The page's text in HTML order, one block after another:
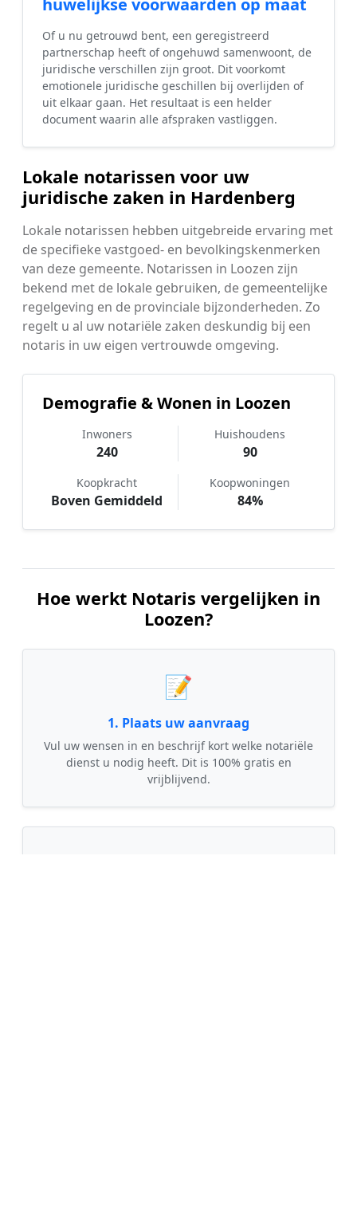
huwelijkse voorwaarden op maat
Of u nu getrouwd bent, een geregistreerd
partnerschap heeft of ongehuwd samenwoont, de
juridische verschillen zijn groot. Dit voorkomt
emotionele juridische geschillen bij overlijden of
uit elkaar gaan. Het resultaat is een helder
document waarin alle afspraken vastliggen.
Lokale notarissen voor uw
juridische zaken in Hardenberg
Lokale notarissen hebben uitgebreide ervaring met
de specifieke vastgoed- en bevolkingskenmerken
van deze gemeente. Notarissen in Loozen zijn
bekend met de lokale gebruiken, de gemeentelijke
regelgeving en de provinciale bijzonderheden. Zo
regelt u al uw notariële zaken deskundig bij een
notaris in uw eigen vertrouwde omgeving.
Demografie & Wonen in Loozen
Inwoners
240
Huishoudens
90
Koopkracht
Boven Gemiddeld
Koopwoningen
84%
Hoe werkt Notaris vergelijken in
Loozen?
📝
1. Plaats uw aanvraag
Vul uw wensen in en beschrijf kort welke notariële
dienst u nodig heeft. Dit is 100% gratis en
vrijblijvend.